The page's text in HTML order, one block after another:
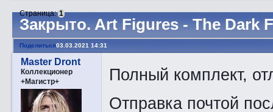
Закрытo. Art Figures - The Dark
Страница:1
Поделиться03.03.2021 14:31
Master Dront
Коллекционер
+Магистр+
Полный комплект,
Отправка почтой